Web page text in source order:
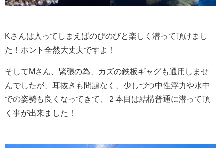
Kさんは入ってしまえばのびのびと楽しく潜って頂けまし
た！ホント全然大丈夫ですよ！
そしてMさん、緊張の為、カズの鉄板ギャグも通用しませ
んでしたが、耳抜きも問題なく、少しづつ中性浮力や水中
での姿勢も良くなってきて、２本目は結構普通に潜って頂
く事が出来ました！